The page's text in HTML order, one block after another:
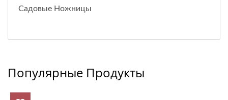
Садовые Ножницы
Популярные Продукты